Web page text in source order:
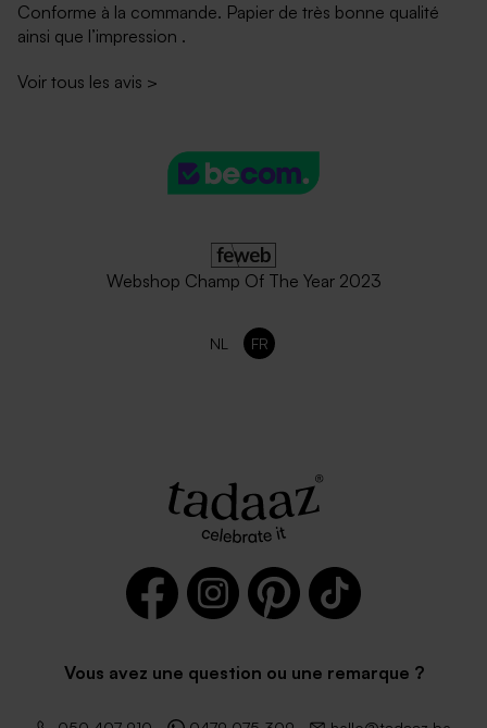
Conforme à la commande. Papier de très bonne qualité
ainsi que l’impression .
Voir tous les avis >
Webshop Champ Of The Year 2023
NL FR
Vous avez une question ou une remarque ?